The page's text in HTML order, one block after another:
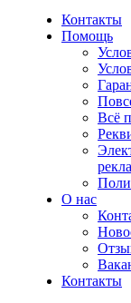
Контакты
Помощь
Всё
О нас
Контакты